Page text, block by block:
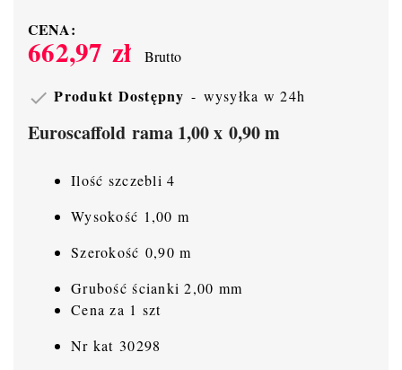
CENA:
662,97 zł Brutto
 Produkt Dostępny wysyłka w 24h
Euroscaffold rama 1,00 x 0,90 m
Ilość szczebli 4
Wysokość 1,00 m
Szerokość 0,90 m
Grubość ścianki 2,00 mm
Cena za 1 szt
Nr kat 30298